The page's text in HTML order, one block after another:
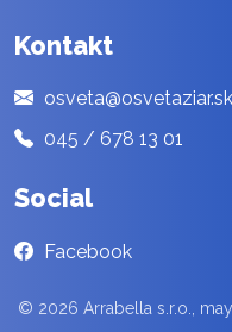
Kontakt
osveta@osvetaziar.sk
045 / 678 13 01
Social
Facebook
© 2026 Arrabella s.r.o.,